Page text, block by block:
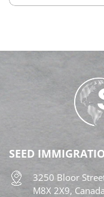
coi là người đi
những điều sau:
tháng; – không
động Canada; –
chính và nguồn
ở bên ngoài
mục đích đến
và – đáp ứng các
SEED
3250 Bloor
M8X 2X9, Canada